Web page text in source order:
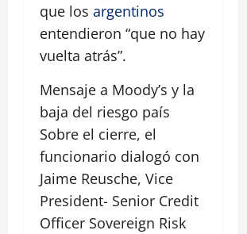
que los argentinos
entendieron “que no hay
vuelta atrás”.
Mensaje a Moody’s y la
baja del riesgo país
Sobre el cierre, el
funcionario dialogó con
Jaime Reusche, Vice
President- Senior Credit
Officer Sovereign Risk